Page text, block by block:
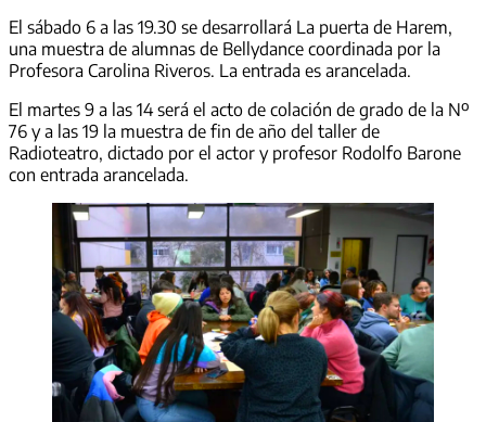
El sábado 6 a las 19.30 se desarrollará La puerta de Harem,
una muestra de alumnas de Bellydance coordinada por la
Profesora Carolina Riveros. La entrada es arancelada.
El martes 9 a las 14 será el acto de colación de grado de la Nº
76 y a las 19 la muestra de fin de año del taller de
Radioteatro, dictado por el actor y profesor Rodolfo Barone
con entrada arancelada.